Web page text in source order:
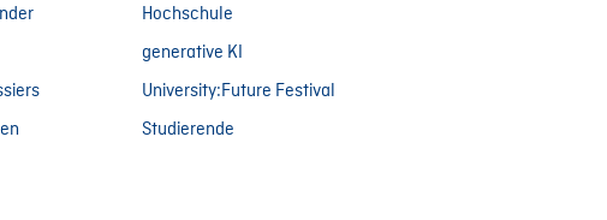
Hochschule
generative KI
University:Future Festival
Studierende